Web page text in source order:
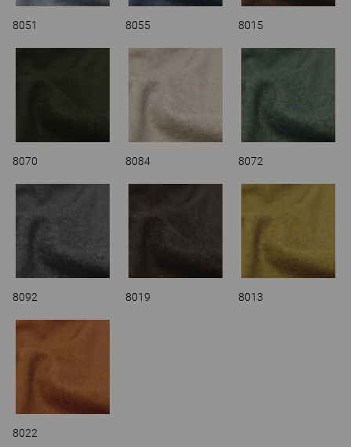
8051 8055 8015
8070 8084 8072
8092 8019 8013
8022